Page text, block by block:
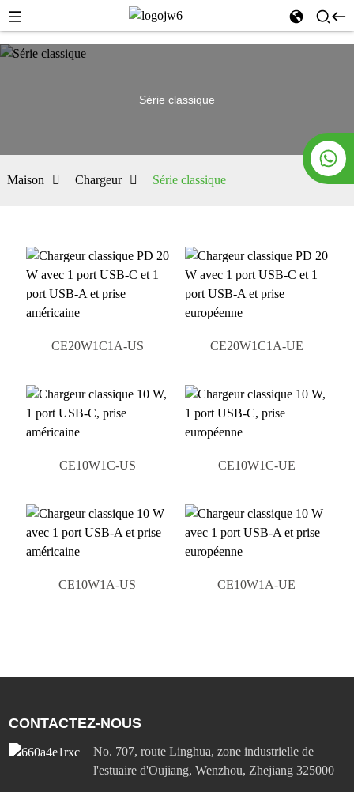
Série classique
Maison Chargeur Série classique
CE20W1C1A-US CE20W1C1A-UE
CE10W1C-US CE10W1C-UE
CE10W1A-US CE10W1A-UE
CONTACTEZ-NOUS
No. 707, route Linghua, zone industrielle de
l'estuaire d'Oujiang, Wenzhou, Zhejiang 325000